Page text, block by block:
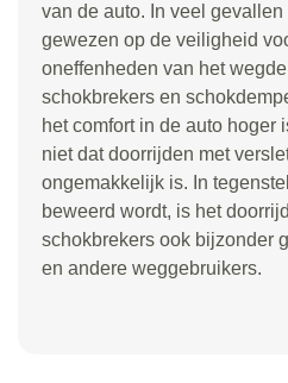
van de auto. In veel gevallen
gewezen op de veiligheid
oneffenheden van het
schokbrekers en
het comfort in de auto hoger
niet dat doorrijden met
ongemakkelijk is. In
beweerd wordt, is het
schokbrekers ook bijzonder
en andere weggebruikers.